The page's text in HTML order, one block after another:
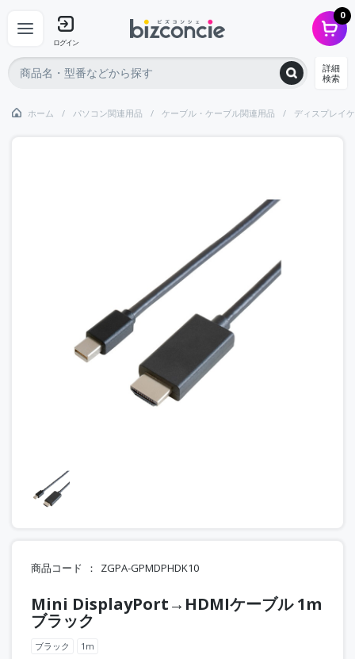
ログイン
0
詳細
検索
ホーム パソコン関連用品 ケーブル・ケーブル関連用品 ディスプレイ
商品コード ZGPA-GPMDPHDK10
Mini DisplayPort→HDMIケーブル 1m
ブラック
ブラック 1m